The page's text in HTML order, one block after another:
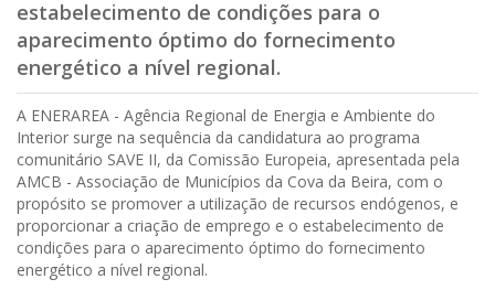
estabelecimento de condições para o
aparecimento óptimo do fornecimento
energético a nível regional.
A ENERAREA - Agência Regional de Energia e Ambiente do
Interior surge na sequência da candidatura ao programa
comunitário SAVE II, da Comissão Europeia, apresentada pela
AMCB - Associação de Municípios da Cova da Beira, com o
propósito se promover a utilização de recursos endógenos, e
proporcionar a criação de emprego e o estabelecimento de
condições para o aparecimento óptimo do fornecimento
energético a nível regional.